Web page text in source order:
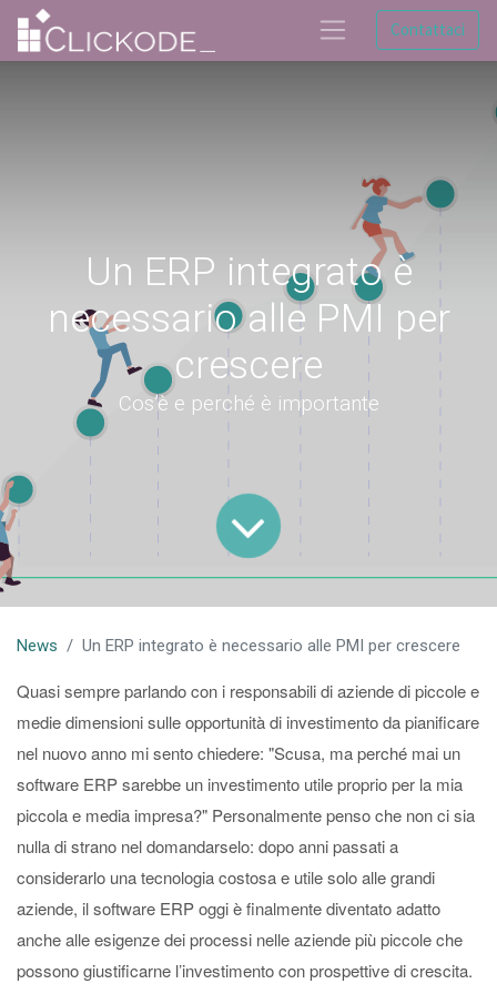
Contattaci
Un ERP integrato è
necessario alle PMI per
crescere
Cos’è e perché è importante
News Un ERP integrato è necessario alle PMI per crescere
Quasi sempre parlando con i responsabili di aziende di piccole e
medie dimensioni sulle opportunità di investimento da pianificare
nel nuovo anno mi sento chiedere: "Scusa, ma perché mai un
software ERP sarebbe un investimento utile proprio per la mia
piccola e media impresa?" Personalmente penso che non ci sia
nulla di strano nel domandarselo: dopo anni passati a
considerarlo una tecnologia costosa e utile solo alle grandi
aziende, il software ERP oggi è finalmente diventato adatto
anche alle esigenze dei processi nelle aziende più piccole che
possono giustificarne l’investimento con prospettive di crescita.